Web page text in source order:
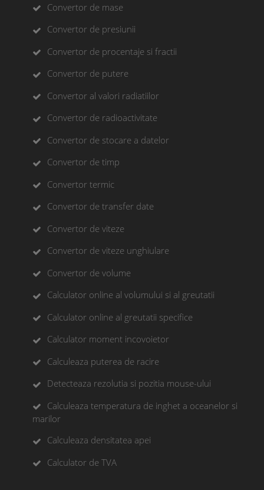
Convertor de mase
Convertor de presiunii
Convertor de procentaje si fractii
Convertor de putere
Convertor al valori radiatiilor
Convertor de radioactivitate
Convertor de stocare a datelor
Convertor de timp
Convertor termic
Convertor de transfer date
Convertor de viteze
Convertor de viteze unghiulare
Convertor de volume
Calculator online al volumului si al greutatii
Calculator online al greutatii specifice
Calculator moment incovoietor
Calculeaza puterea de racire
Detecteaza rezolutia si pozitia mouse-ului
Calculeaza temperatura de inghet a oceanelor si
marilor
Calculeaza densitatea apei
Calculator de TVA